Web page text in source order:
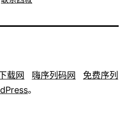
载网 嗨序列码网
免费序列
。